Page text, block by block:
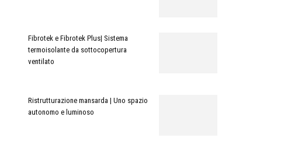
Fibrotek e Fibrotek Plus| Sistema
termoisolante da sottocopertura
ventilato
Ristrutturazione mansarda | Uno spazio
autonomo e luminoso